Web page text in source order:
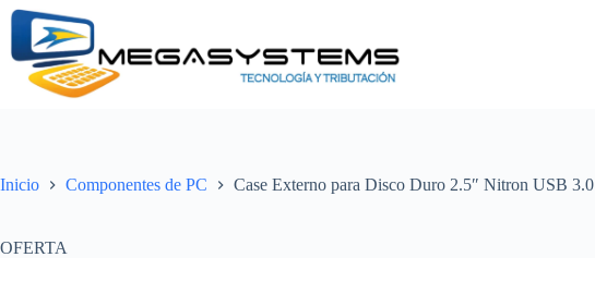
Saltar
contenido
Inicio Componentes de PC Case Externo para Disco Duro 2.5″ Nitron USB 3.0
OFERTA